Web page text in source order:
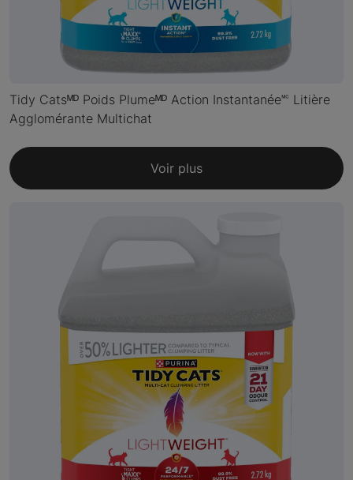
Tidy Catsᴹᴰ Poids Plumeᴹᴰ Action Instantanée🅪 Litière
Agglomérante Multichat
Voir plus